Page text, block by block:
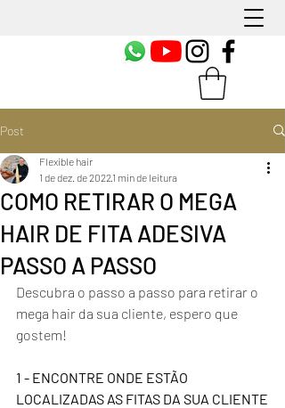
Post
COMO RETIRAR O MEGA
HAIR DE FITA ADESIVA
PASSO A PASSO
Flexible hair
1 de dez. de 20221 min de leitura
Descubra o passo a passo para retirar o
mega hair da sua cliente, espero que
gostem!
1 - ENCONTRE ONDE ESTÃO
LOCALIZADAS AS FITAS DA SUA CLIENTE